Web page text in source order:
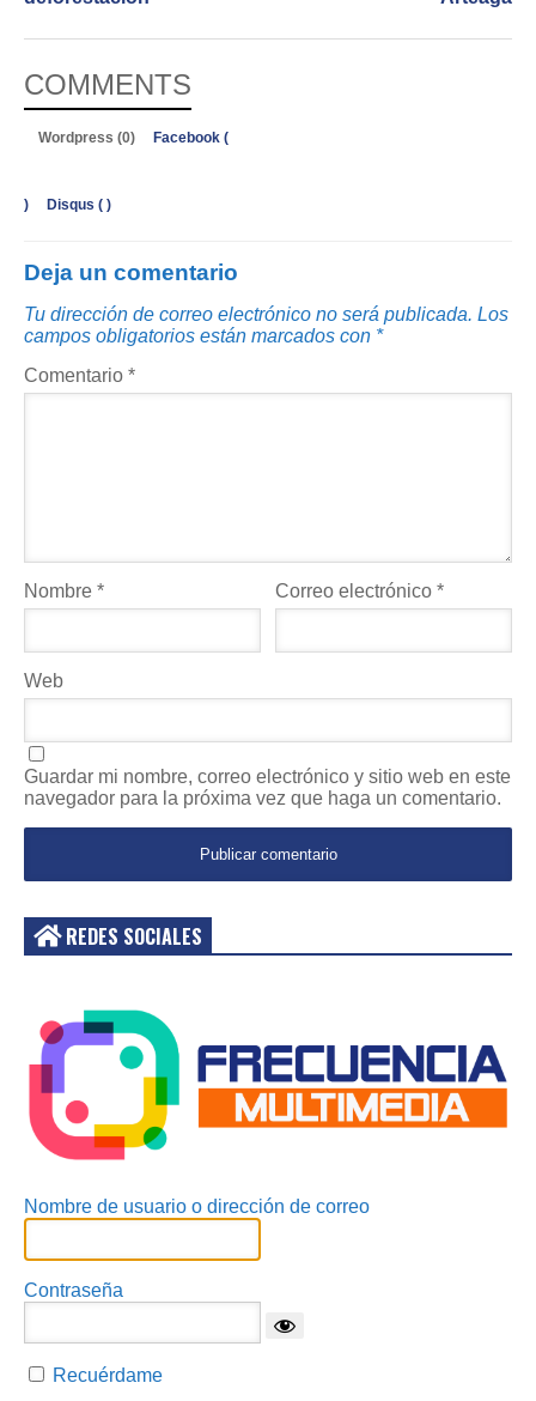
COMMENTS
Wordpress (0) Facebook (
) Disqus ( )
Deja un comentario
Tu dirección de correo electrónico no será publicada. Los
campos obligatorios están marcados con *
Comentario *
Nombre * Correo electrónico*
Web
Guardar mi nombre, correo electrónico y sitio web en este
navegador para la próxima vez que haga un comentario.
REDES SOCIALES
Nombre de usuario o dirección de correo
Contraseña
Recuérdame